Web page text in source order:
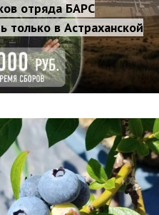
отряда БАРС
только в Астраханской